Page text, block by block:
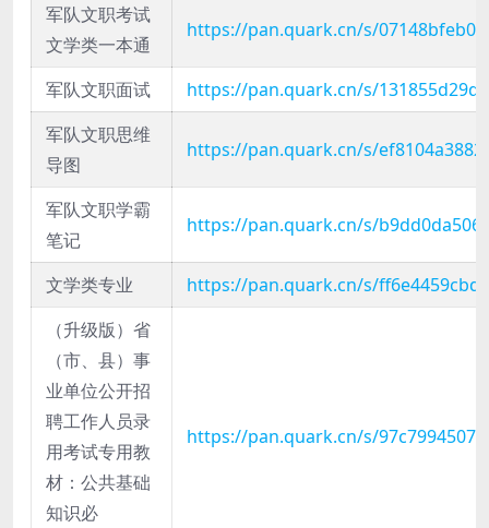
军队文职考试
文学类一本通
https://pan.quark.cn/s/07148bfeb0ff
军队文职面试
https://pan.quark.cn/s/
军队文职思维
导图
https://pan.quark.cn/s/
军队文职学霸
笔记
https://pan.quark.cn/s/
文学类专业
https://pan.quark.cn/s/ff6e4459cbd5
（升级版）省
（市、县）事
业单位公开招
聘工作人员录
用考试专用教
材：公共基础
知识必
https://pan.quark.cn/s/